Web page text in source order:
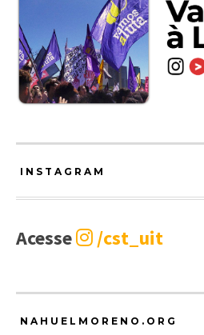
INSTAGRAM
Acesse /cst_uit
NAHUELMORENO.ORG